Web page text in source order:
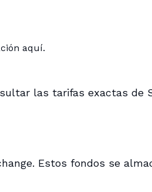
aquí.
las tarifas exactas de
Estos fondos se